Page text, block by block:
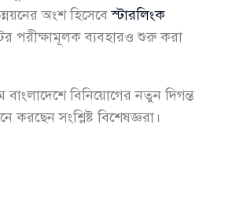
অংশ হিসেবেস্টারলিংক
পরীক্ষামূলক ব্যবহারও শুরু করা
বাংলাদেশে বিনিয়োগের নতুন দিগন্ত
করছেন সংশ্লিষ্ট বিশেষজ্ঞরা।